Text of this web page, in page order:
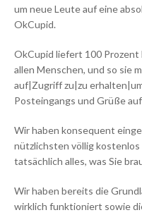
um neue Leute auf eine
OkCupid.
OkCupid liefert 100
allen Menschen, und so sie
auf|Zugriff zu|zu
Posteingangs und Grüße
Wir haben konsequent
nützlichsten völlig
tatsächlich alles, was Sie
Wir haben bereits die
wirklich funktioniert sowie